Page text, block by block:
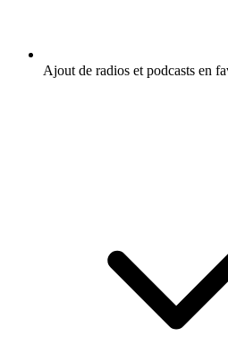
Ajout de radios et podcasts en